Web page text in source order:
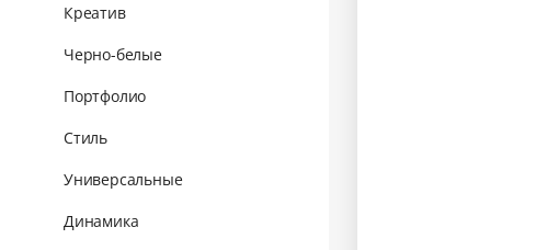
Креатив
Черно-белые
Портфолио
Стиль
Универсальные
Динамика